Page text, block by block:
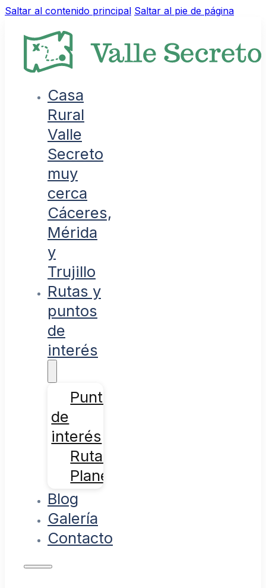
Saltar al contenido principal Saltar al pie de página
Casa
Rural
Valle
Secreto
muy
cerca
Cáceres,
Mérida
y
Trujillo
Rutas y
puntos
de
interés
Puntos
de
interés
Rutas
Planes
Blog
Galería
Contacto